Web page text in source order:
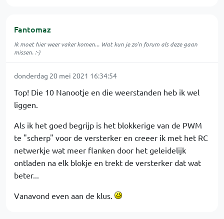
Fantomaz
Ik moet hier weer vaker komen... Wat kun je zo'n forum als deze gaan
missen. :-)
donderdag 20 mei 2021 16:34:54
Top! Die 10 Nanootje en die weerstanden heb ik wel
liggen.
Als ik het goed begrijp is het blokkerige van de PWM
te "scherp" voor de versterker en creeer ik met het RC
netwerkje wat meer flanken door het geleidelijk
ontladen na elk blokje en trekt de versterker dat wat
beter...
Vanavond even aan de klus.